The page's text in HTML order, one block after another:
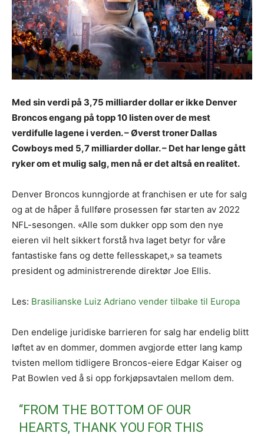
Med sin verdi på 3,75 milliarder dollar er ikke Denver
Broncos engang på topp 10 listen over de mest
verdifulle lagene i verden. – Øverst troner Dallas
Cowboys med 5,7 milliarder dollar. – Det har lenge gått
ryker om et mulig salg, men nå er det altså en realitet.
Denver Broncos kunngjorde at franchisen er ute for salg
og at de håper å fullføre prosessen før starten av 2022
NFL-sesongen. «Alle som dukker opp som den nye
eieren vil helt sikkert forstå hva laget betyr for våre
fantastiske fans og dette fellesskapet,» sa teamets
president og administrerende direktør Joe Ellis.
Les: Brasilianske Luiz Adriano vender tilbake til Europa
Den endelige juridiske barrieren for salg har endelig blitt
løftet av en dommer, dommen avgjorde etter lang kamp
tvisten mellom tidligere Broncos-eiere Edgar Kaiser og
Pat Bowlen ved å si opp forkjøpsavtalen mellom dem.
“FROM THE BOTTOM OF OUR
HEARTS, THANK YOU FOR THIS